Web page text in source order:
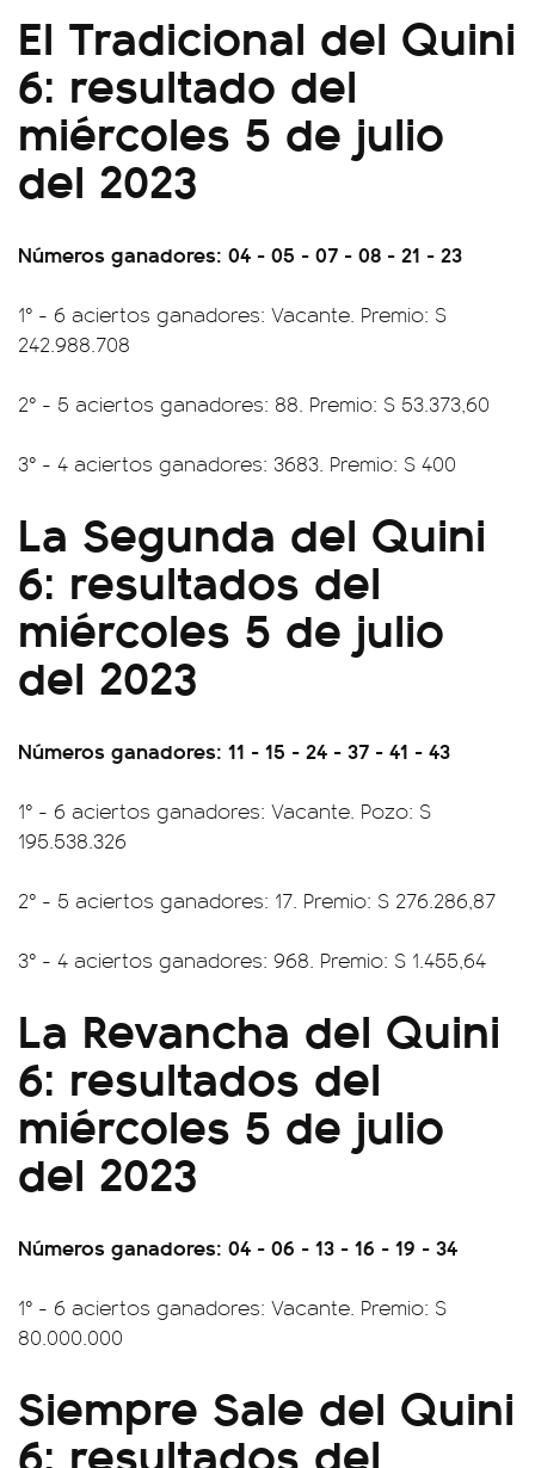
El Tradicional del Quini
6: resultado del
miércoles 5 de julio
del 2023
Números ganadores: 04 - 05 - 07 - 08 - 21 - 23
1° - 6 aciertos ganadores: Vacante. Premio: $
242.988.708
2° - 5 aciertos ganadores: 88. Premio: $ 53.373,60
3° - 4 aciertos ganadores: 3683. Premio: $ 400
La Segunda del Quini
6: resultados del
miércoles 5 de julio
del 2023
Números ganadores: 11 - 15 - 24 - 37 - 41 - 43
1° - 6 aciertos ganadores: Vacante. Pozo: $
195.538.326
2° - 5 aciertos ganadores: 17. Premio: $ 276.286,87
3° - 4 aciertos ganadores: 968. Premio: $ 1.455,64
La Revancha del Quini
6: resultados del
miércoles 5 de julio
del 2023
Números ganadores: 04 - 06 - 13 - 16 - 19 - 34
1° - 6 aciertos ganadores: Vacante. Premio: $
80.000.000
Siempre Sale del Quini
6: resultados del